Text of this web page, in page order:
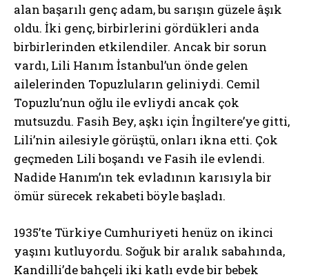
alan başarılı genç adam, bu sarışın güzele âşık
oldu. İki genç, birbirlerini gördükleri anda
birbirlerinden etkilendiler. Ancak bir sorun
vardı, Lili Hanım İstanbul’un önde gelen
ailelerinden Topuzluların geliniydi. Cemil
Topuzlu’nun oğlu ile evliydi ancak çok
mutsuzdu. Fasih Bey, aşkı için İngiltere’ye gitti,
Lili’nin ailesiyle görüştü, onları ikna etti. Çok
geçmeden Lili boşandı ve Fasih ile evlendi.
Nadide Hanım’ın tek evladının karısıyla bir
ömür sürecek rekabeti böyle başladı.
1935’te Türkiye Cumhuriyeti henüz on ikinci
yaşını kutluyordu. Soğuk bir aralık sabahında,
Kandilli’de bahçeli iki katlı evde bir bebek